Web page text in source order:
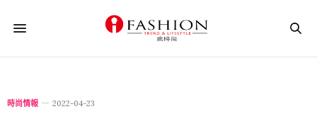
時尚情報 2022-04-23